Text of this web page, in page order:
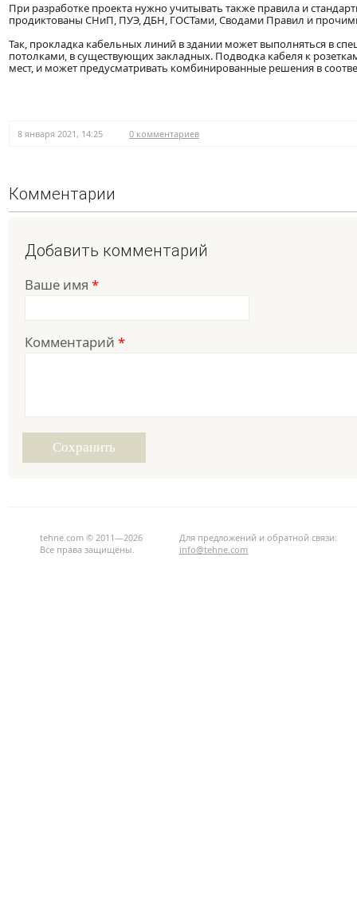
При разработке проекта нужно учитывать также правила и
продиктованы СНиП, ПУЭ, ДБН, ГОСТами, Сводами Правил и
Так, прокладка кабельных линий в здании может выполняться в
потолками, в существующих закладных. Подводка кабеля к
мест, и может предусматривать комбинированные решения в
8 января 2021, 14:25 0 комментариев
Комментарии
Добавить комментарий
Ваше имя *
Комментарий *
tehne.com © 2011—2026
Все права защищены.
Для предложений и обратной связи:
info@tehne.com